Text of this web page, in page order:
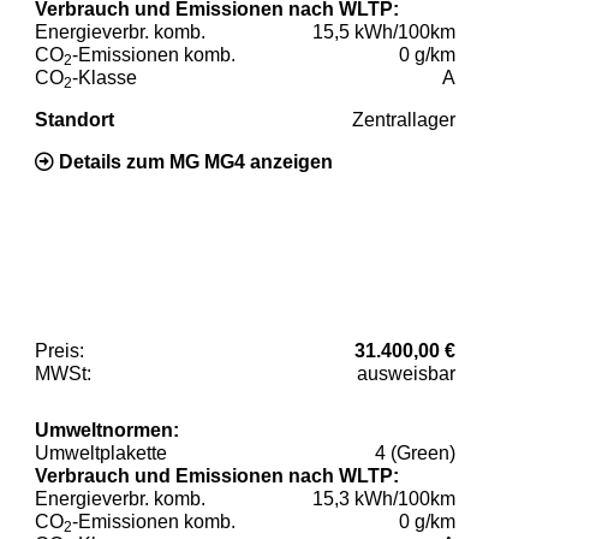
Verbrauch und Emissionen nach WLTP:
Energieverbr. komb.
15,5 kWh/100km
CO2-Emissionen komb.
0 g/km
CO2-Klasse A
Standort Zentrallager
Details zum MG MG4 anzeigen
Preis:
31.400,00 €
MWSt:
ausweisbar
Umweltnormen:
Umweltplakette
4 (Green)
Verbrauch und Emissionen nach WLTP:
Energieverbr. komb.
15,3 kWh/100km
CO2-Emissionen komb.
0 g/km